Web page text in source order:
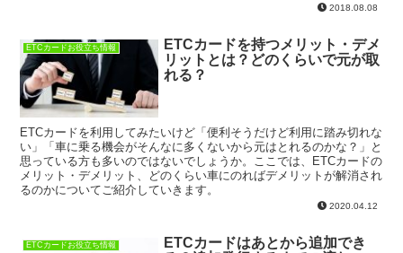
2018.08.08
ETCカードお役立ち情報
ETCカードを持つメリット・デメ
リットとは？どのくらいで元が取
れる？
ETCカードを利用してみたいけど「便利そうだけど利用に踏み切れな
い」「車に乗る機会がそんなに多くないから元はとれるのかな？」と
思っている方も多いのではないでしょうか。ここでは、ETCカードの
メリット・デメリット、どのくらい車にのればデメリットが解消され
るのかについてご紹介していきます。
2020.04.12
ETCカードお役立ち情報
ETCカードはあとから追加でき